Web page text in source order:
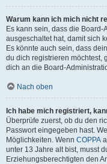
Warum kann ich mich nicht
Es kann sein, dass die
ausgeschaltet hat, damit sich
Es könnte auch sein, dass
du dich registrieren möchtest,
dich an die Board-
Nach oben
Ich habe mich registriert,
Überprüfe zuerst, ob du den
Passwort eingegeben hast.
Möglichkeiten. Wenn COPPA
unter 13 Jahre alt bist, musst
Erziehungsberechtigten den